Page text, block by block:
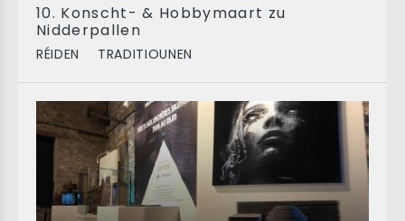
10. Konscht- & Hobbymaart zu
Nidderpallen
RÉIDEN TRADITIOUNEN